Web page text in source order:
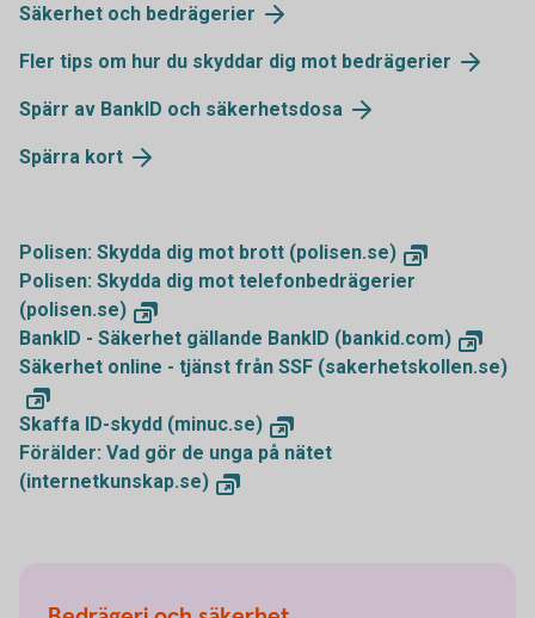
Säkerhet och bedrägerier
Fler tips om hur du skyddar dig mot bedrägerier
Spärr av BankID och säkerhetsdosa
Spärra kort
Polisen: Skydda dig mot brott (polisen.se)
Polisen: Skydda dig mot telefonbedrägerier
(polisen.se)
BankID - Säkerhet gällande BankID (bankid.com)
Säkerhet online - tjänst från SSF (sakerhetskollen.se)
Skaffa ID-skydd (minuc.se)
Förälder: Vad gör de unga på nätet
(internetkunskap.se)